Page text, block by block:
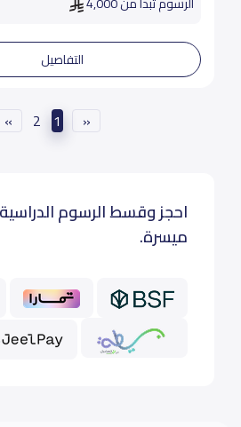
التفاصيل
«
1
2
»
احجز وقسط الرسوم
ميسرة.